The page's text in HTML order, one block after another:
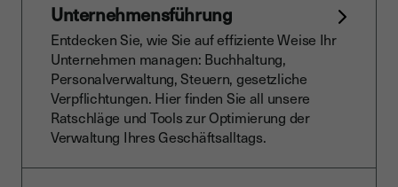
Unternehmensführung
Entdecken Sie, wie Sie auf effiziente Weise Ihr
Unternehmen managen: Buchhaltung,
Personalverwaltung, Steuern, gesetzliche
Verpflichtungen. Hier finden Sie all unsere
Ratschläge und Tools zur Optimierung der
Verwaltung Ihres Geschäftsalltags.